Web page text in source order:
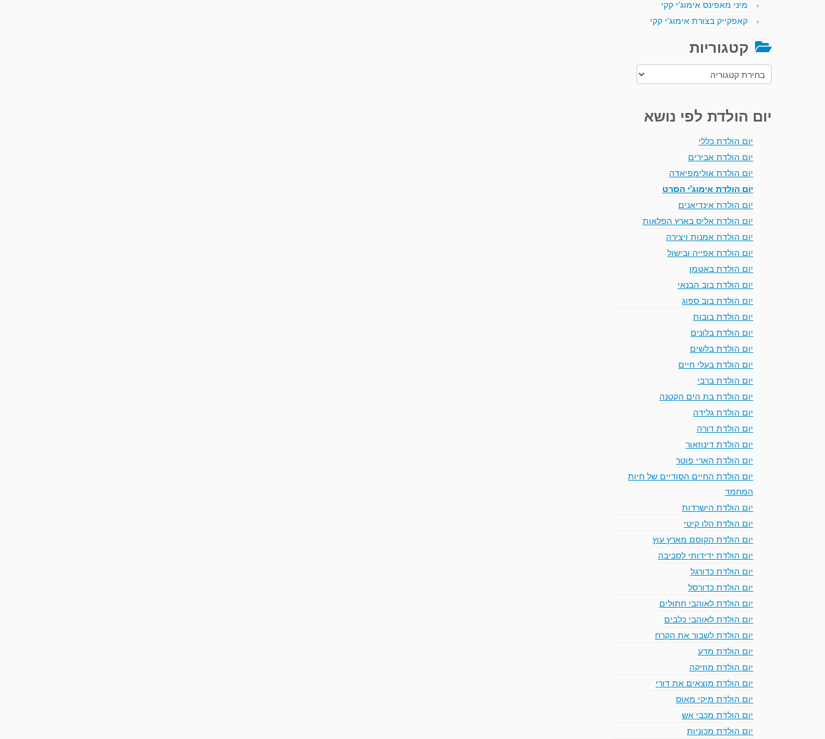
מיני מאפינס אימוג'י קקי
קאפקייק בצורת אימוג'י קקי
קטגוריות
קטגוריות
יום הולדת לפי נושא
יום הולדת כללי
יום הולדת אבירים
יום הולדת אולימפיאדה
יום הולדת אימוג'י הסרט
יום הולדת אינדיאנים
יום הולדת אליס בארץ הפלאות
יום הולדת אמנות ויצירה
יום הולדת אפייה ובישול
יום הולדת באטמן
יום הולדת בוב הבנאי
יום הולדת בוב ספוג
יום הולדת בובות
יום הולדת בלונים
יום הולדת בלשים
יום הולדת בעלי חיים
יום הולדת ברבי
יום הולדת בת הים הקטנה
יום הולדת גלידה
יום הולדת דורה
יום הולדת דינוזאור
יום הולדת הארי פוטר
יום הולדת החיים הסודיים של חיות
המחמד
יום הולדת הישרדות
יום הולדת הלו קיטי
יום הולדת הקוסם מארץ עוץ
יום הולדת ידידותי לסביבה
יום הולדת כדורגל
יום הולדת כדורסל
יום הולדת לאוהבי חתולים
יום הולדת לאוהבי כלבים
יום הולדת לשבור את הקרח
יום הולדת מדע
יום הולדת מוזיקה
יום הולדת מוצאים את דורי
יום הולדת מיקי מאוס
יום הולדת מכבי אש
יום הולדת מכוניות